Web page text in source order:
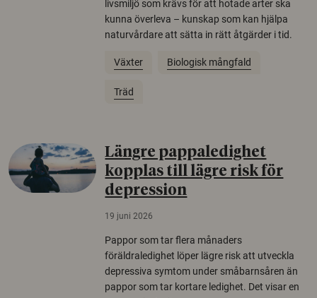
livsmiljö som krävs för att hotade arter ska
kunna överleva – kunskap som kan hjälpa
naturvårdare att sätta in rätt åtgärder i tid.
Växter Biologisk mångfald
Träd
Längre pappaledighet
kopplas till lägre risk för
depression
19 juni 2026
Pappor som tar flera månaders
föräldraledighet löper lägre risk att utveckla
depressiva symtom under småbarnsåren än
pappor som tar kortare ledighet. Det visar en